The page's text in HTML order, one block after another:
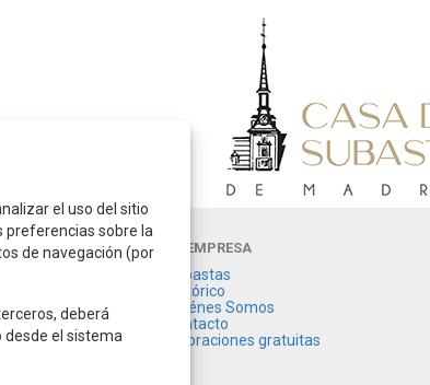
LA EMPRESA
Subastas
Histórico
Quiénes Somos
Contacto
Valoraciones gratuitas
el uso del sitio
preferencias sobre la
de navegación (por
deberá
desde el sistema